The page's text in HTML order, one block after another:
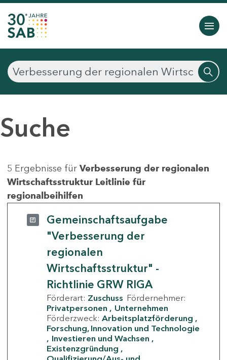
Suche
5 Ergebnisse für Verbesserung der regionalen
Wirtschaftsstruktur Leitlinie für
regionalbeihilfen
Gemeinschaftsaufgabe
"Verbesserung der
regionalen
Wirtschaftsstruktur" -
Richtlinie GRW RIGA
Förderart: Zuschuss Fördernehmer:
Privatpersonen
Unternehmen
Förderzweck: Arbeitsplatzförderung
Forschung, Innovation und Technologie
Investieren und Wachsen
Existenzgründung